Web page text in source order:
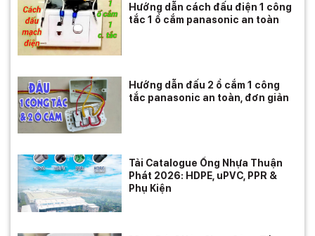
Hướng dẫn cách đấu điện 1 công
tắc 1 ổ cắm panasonic an toàn
Hướng dẫn đấu 2 ổ cắm 1 công
tắc panasonic an toàn, đơn giản
Tải Catalogue Ống Nhựa Thuận
Phát 2026: HDPE, uPVC, PPR &
Phụ Kiện